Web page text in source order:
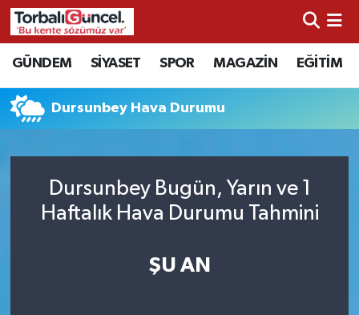
GÜNDEM SİYASET SPOR MAGAZİN EĞİTİM
Dursunbey Hava Durumu
Dursunbey Bugün, Yarın ve 1
Haftalık Hava Durumu Tahmini
ŞU AN
İzmir Nöbetçi Eczaneler
İzmir Hava Durumu
İzmir Trafik Yoğunluk Haritası
Süper Lig Puan Durumu ve Fikstür